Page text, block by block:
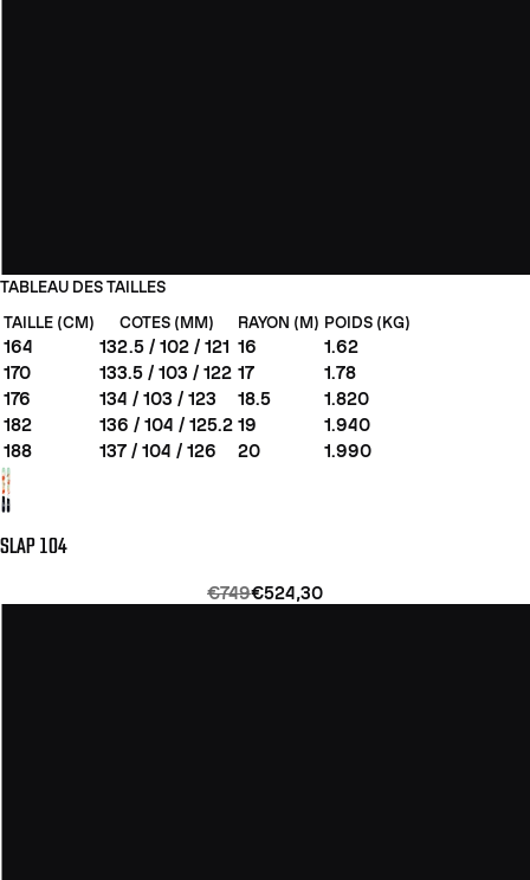
TABLEAU DES TAILLES
TAILLE (CM)
COTES (MM) RAYON (M) POIDS (KG)
164 132.5 / 102 / 121 16
1.62
170
133.5 / 103 / 122 17
1.78
176
134 / 103 / 123 18.5
1.820
182
136 / 104 / 125.2 19
1.940
188
137 / 104 / 126 20 1.990
SLAP 104
€749€524,30